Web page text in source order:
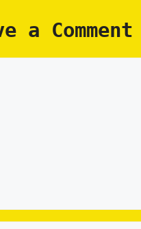
a Comment